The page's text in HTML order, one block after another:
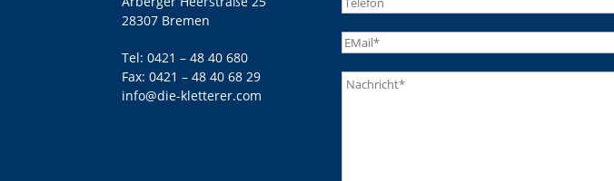
28307 Bremen
Tel:0421 – 48 40 680
Fax: 0421 – 48 40 68 29
info@die-kletterer.com